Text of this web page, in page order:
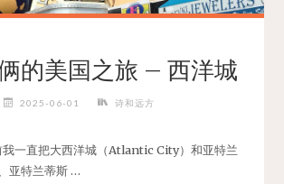
的美国之旅 – 西洋城
2025-06-01 诗和远方
我一直把大西洋城（Atlantic City）和亚特兰
亚特兰蒂斯 …